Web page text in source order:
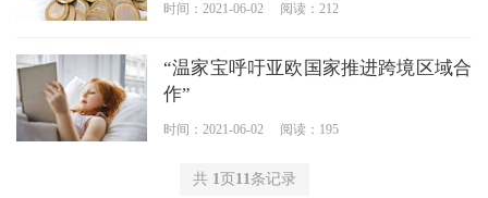
时间：2021-06-02 阅读：212
“温家宝呼吁亚欧国家推进跨境区域合
作”
时间：2021-06-02 阅读：195
共 1 页 11条记录